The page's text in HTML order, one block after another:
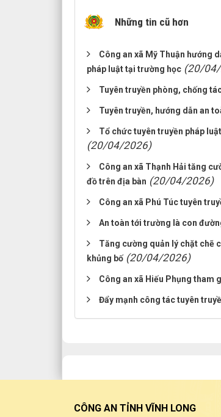
Những tin cũ hơn
Công an xã Mỹ Thuận hướng
pháp luật tại trường học (20/
Tuyên truyền phòng, chống
Tuyên truyền, hướng dẫn an
Tổ chức tuyên truyền pháp
(20/04/2026)
Công an xã Thạnh Hải tăng
đồ trên địa bàn (20/04/2026)
Công an xã Phú Túc tuyên
An toàn tới trường là con
Tăng cường quản lý chặt chẽ
khủng bố (20/04/2026)
Công an xã Hiếu Phụng tham
Đẩy mạnh công tác tuyên
CÔNG AN TỈNH VĨNH LONG